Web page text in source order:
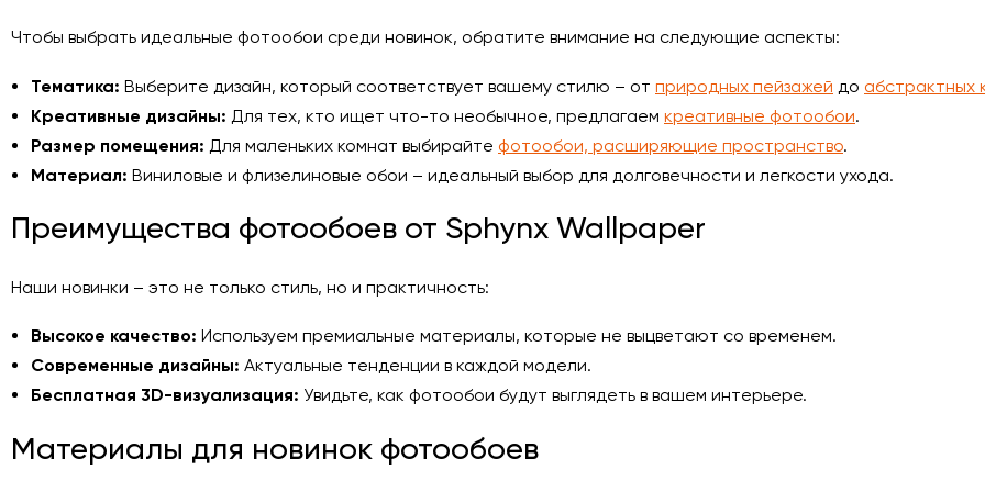
Чтобы выбрать идеальные фотообои среди новинок, обратите внимание на следующие аспекты:
Тематика: Выберите дизайн, который соответствует вашему стилю – от природных пейзажей до абстрактных
Креативные дизайны: Для тех, кто ищет что-то необычное, предлагаем креативные фотообои.
Размер помещения: Для маленьких комнат выбирайте фотообои, расширяющие пространство.
Материал: Виниловые и флизелиновые обои – идеальный выбор для долговечности и легкости ухода.
Преимущества фотообоев от Sphynx Wallpaper
Наши новинки – это не только стиль, но и практичность:
Высокое качество: Используем премиальные материалы, которые не выцветают со временем.
Современные дизайны: Актуальные тенденции в каждой модели.
Бесплатная 3D-визуализация: Увидьте, как фотообои будут выглядеть в вашем интерьере.
Материалы для новинок фотообоев